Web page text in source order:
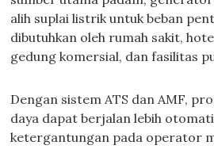
alih suplai listrik untuk beban
dibutuhkan oleh rumah sakit,
gedung komersial, dan fasilitas
Dengan sistem ATS dan AMF,
daya dapat berjalan lebih
ketergantungan pada operator